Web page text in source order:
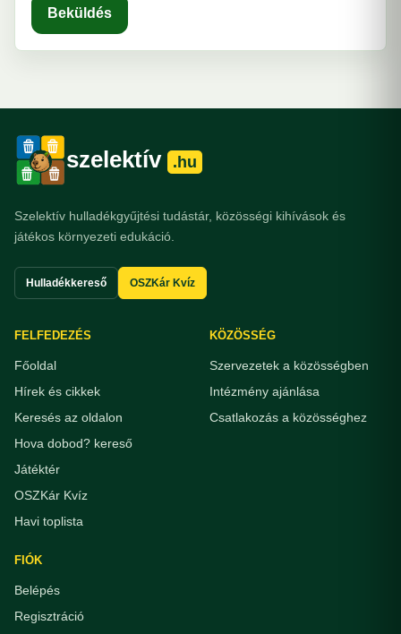
Beküldés
szelektív .hu
Szelektív hulladékgyűjtési tudástár, közösségi kihívások és
játékos környezeti edukáció.
Hulladékkereső OSZKár Kvíz
FELFEDEZÉS
Főoldal
Hírek és cikkek
Keresés az oldalon
Hova dobod? kereső
Játéktér
OSZKár Kvíz
Havi toplista
KÖZÖSSÉG
Szervezetek a közösségben
Intézmény ajánlása
Csatlakozás a közösséghez
FIÓK
Belépés
Regisztráció